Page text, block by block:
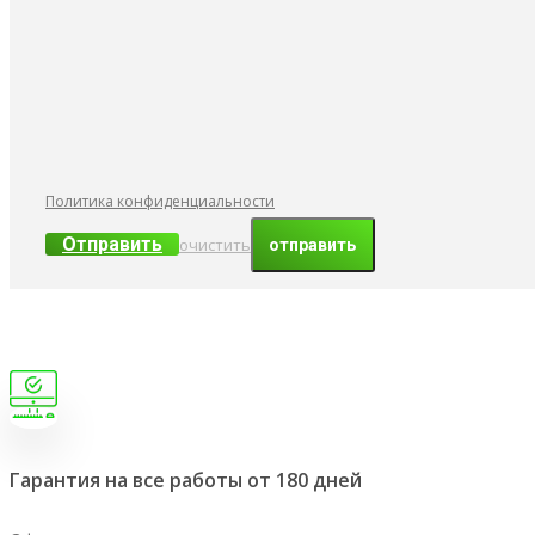
Политика конфиденциальности
Отправить очистить
Гарантия на все работы от 180 дней